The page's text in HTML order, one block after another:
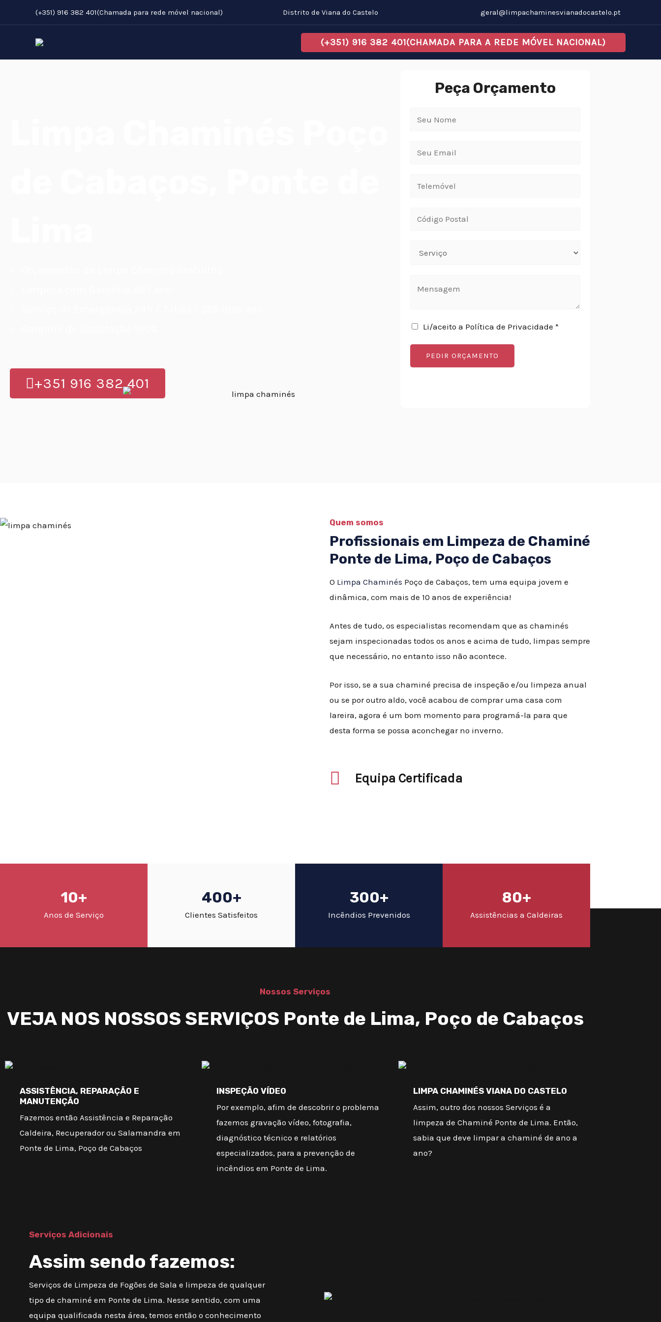
to
(+351) 916 382 401(Chamada para rede móvel nacional) Distrito de Viana do Castelo geral@limpachaminesvianadocastelo.pt
(+351) 916 382 401(CHAMADA PARA A REDE MÓVEL NACIONAL)
+351 916 382 401
Peça Orçamento
Li/aceito a Política de Privacidade *
PEDIR ORÇAMENTO
Quem somos
Profissionais em Limpeza de Chaminé
Ponte de Lima, Poço de Cabaços
O Limpa Chaminés Poço de Cabaços, tem uma equipa jovem e
dinâmica, com mais de 10 anos de experiência!
Antes de tudo, os especialistas recomendam que as chaminés
sejam inspecionadas todos os anos e acima de tudo, limpas sempre
que necessário, no entanto isso não acontece.
Por isso, se a sua chaminé precisa de inspeção e/ou limpeza anual
ou se por outro aldo, você acabou de comprar uma casa com
lareira, agora é um bom momento para programá-la para que
desta forma se possa aconchegar no inverno.
Equipa Certificada
10+
Anos de Serviço
400+
Clientes Satisfeitos
300+
Incêndios Prevenidos
80+
Assistências a Caldeiras
Nossos Serviços
VEJA NOS NOSSOS SERVIÇOS Ponte de Lima, Poço de Cabaços
ASSISTÊNCIA, REPARAÇÃO E
MANUTENÇÃO
Fazemos então Assistência e Reparação
Caldeira, Recuperador ou Salamandra em
Ponte de Lima, Poço de Cabaços
INSPEÇÃO VÍDEO
Por exemplo, afim de descobrir o problema
fazemos gravação vídeo, fotografia,
diagnóstico técnico e relatórios
especializados, para a prevenção de
incêndios em Ponte de Lima.
LIMPA CHAMINÉS VIANA DO CASTELO
Assim, outro dos nossos Serviços é a
limpeza de Chaminé Ponte de Lima. Então,
sabia que deve limpar a chaminé de ano a
ano?
Serviços Adicionais
Assim sendo fazemos:
Serviços de Limpeza de Fogões de Sala e limpeza de qualquer
tipo de chaminé em Ponte de Lima. Nesse sentido, com uma
equipa qualificada nesta área, temos então o conhecimento